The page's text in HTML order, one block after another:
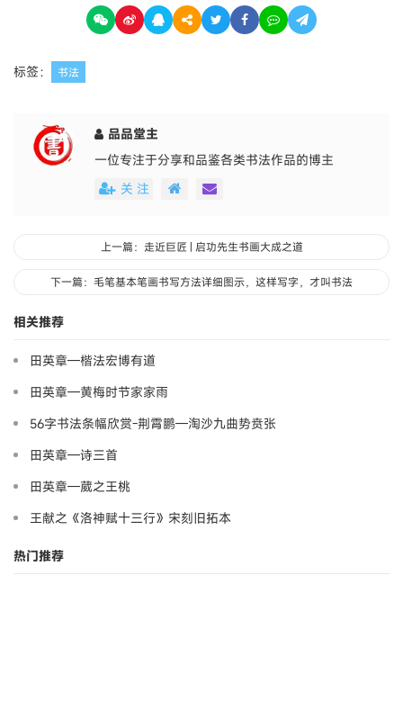
标签： 书法
品品堂主
一位专注于分享和品鉴各类书法作品的博主
关 注
上一篇：走近巨匠 | 启功先生书画大成之道
下一篇：毛笔基本笔画书写方法详细图示，这样写字，才叫书法
相关推荐
田英章—楷法宏博有道
田英章—黄梅时节家家雨
56字书法条幅欣赏-荆霄鹏—淘沙九曲势贲张
田英章—诗三首
田英章—葳之王桃
王献之《洛神赋十三行》宋刻旧拓本
热门推荐